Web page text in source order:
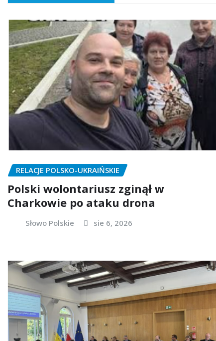
RELACJE POLSKO-UKRAIŃSKIE
Polski wolontariusz zginął w
Charkowie po ataku drona
Słowo Polskie sie 6, 2026